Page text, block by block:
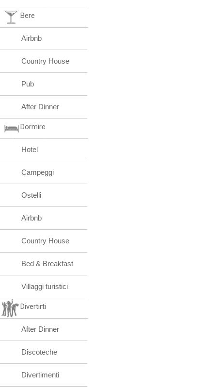
Bere
Airbnb
Country House
Pub
After Dinner
Dormire
Hotel
Campeggi
Ostelli
Airbnb
Country House
Bed & Breakfast
Villaggi turistici
Divertirti
After Dinner
Discoteche
Divertimenti